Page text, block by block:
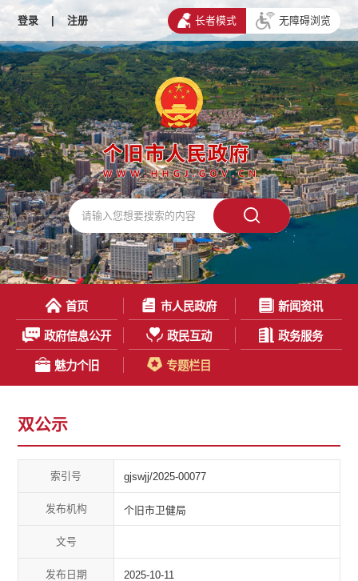
登录 | 注册 长者模式 无障碍浏览
首页 市人民政府 新闻资讯
政府信息公开 政民互动 政务服务
魅力个旧 专题栏目
双公示
索引号 gjswjj/2025-00077
发布机构 个旧市卫健局
文号
发布日期 2025-10-11